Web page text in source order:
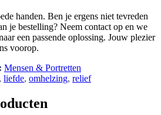
handen. Ben je ergens niet tevreden
je bestelling? Neem contact op en we
een passende oplossing. Jouw plezier
voorop.
Mensen & Portretten
, liefde, omhelzing, relief